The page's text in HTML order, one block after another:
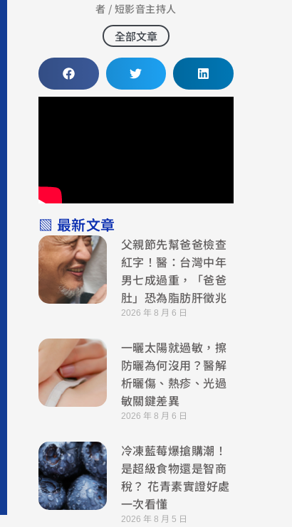
者 / 短影音主持人
全部文章
▧ 最新文章
父親節先幫爸爸檢查
紅字！醫：台灣中年
男七成過重，「爸爸
肚」恐為脂肪肝徵兆
2026 年 8 月 6 日
一曬太陽就過敏，擦
防曬為何沒用？醫解
析曬傷、熱疹、光過
敏關鍵差異
2026 年 8 月 6 日
冷凍藍莓爆搶購潮！
是超級食物還是智商
稅？ 花青素實證好處
一次看懂
2026 年 8 月 5 日